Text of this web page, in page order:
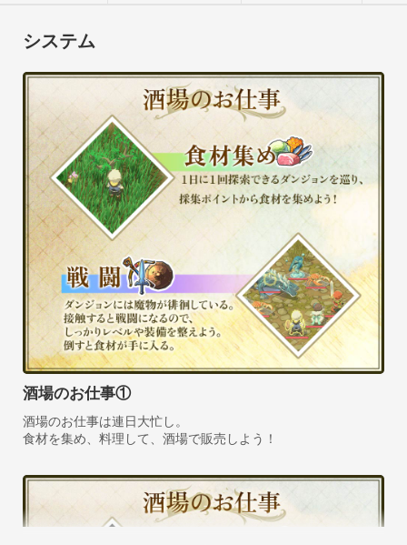
毎日通えるダンジョンを巡り、採取ポイントで食材集め！
しっかりレベルや装備を整え、魔物を倒して食材を手に入れよ
う。
◆食材を組み合わせて調理しよう
集めた食材で、酒場で提供するための料理を作ろう。
レシピを購入したり、食材から推測してオリジナル調理をした
り、なんと800種もの料理作成が可能！
◆料理を並べ、いざ開店！
メニューに料理を登録したら、酒場をオープンしよう。
季節や流行に合わせて、最高売り上げを狙え！
『従業員の担当配置』も肝心なポイントだ。
◆リンガム国の冒険を楽しもう！
料理と冒険が繋ぐ、人々との温かな日常。
[食事でレベルアップ]
いいえ、リンガム国では「自分で作った料理を食べて」レベル
アップします！
システム
酒場のお仕事①
酒場のお仕事は連日大忙し。